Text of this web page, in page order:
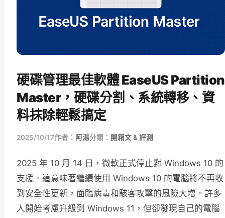
硬碟管理最佳軟體 EaseUS Partition
Master，硬碟分割、系統轉移、資
料抹除輕鬆搞定
2025/10/17作者： 阿湯分類： 開箱文 & 評測
2025 年 10 月 14 日，微軟正式停止對 Windows 10 的
支援。這意味著繼續使用 Windows 10 的電腦將不再收
到安全性更新，面臨病毒和駭客攻擊的風險大增。許多
人開始考慮升級到 Windows 11，但卻發現自己的電腦